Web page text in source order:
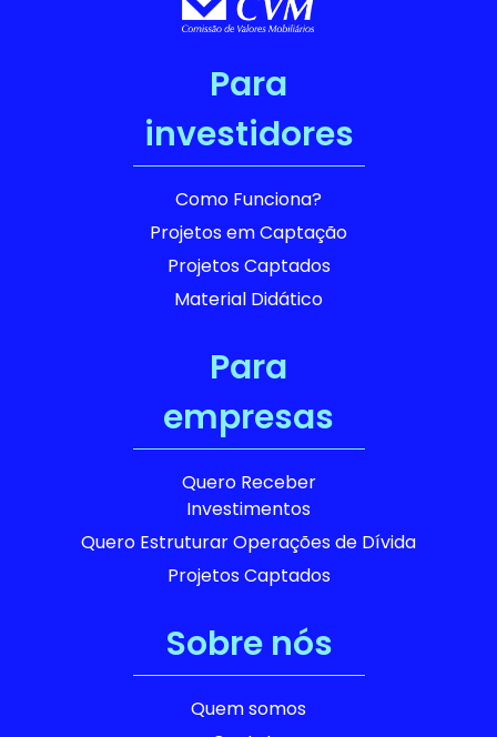
Para
investidores
Como Funciona?
Projetos em Captação
Projetos Captados
Material Didático
Para
empresas
Quero Receber
Investimentos
Quero Estruturar Operações de Dívida
Projetos Captados
Sobre nós
Quem somos